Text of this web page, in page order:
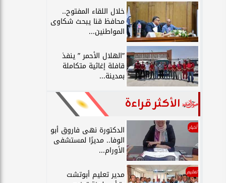
خلال اللقاء المفتوح..
محافظ قنا يبحث شكاوى
المواطنين...
”الهلال الأحمر ” ينفذ
قافلة إغاثية متكاملة
بمدينة...
الأكثر قراءة
أخبار الدكتورة نهى فاروق أبو
الوفا.. مديرًا لمستشفى
الأورام...
تعليم مدير تعليم أبوتشت